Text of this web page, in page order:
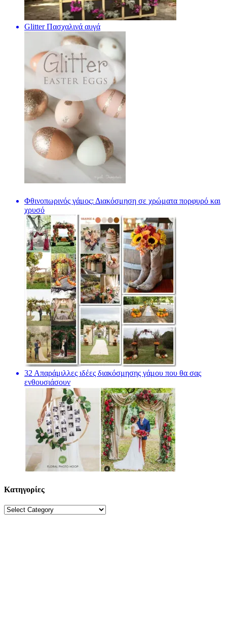
Glitter Πασχαλινά αυγά
Φθινοπωρινός γάμος: Διακόσμηση σε χρώματα πορφυρό και
χρυσό
32 Απαράμιλλες ιδέες διακόσμησης γάμου που θα σας
ενθουσιάσουν
Κατηγορίες
Κατηγορίες